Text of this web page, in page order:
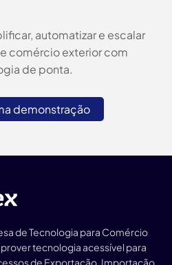
automatizar e escalar
comércio exterior com
de ponta.
demonstração
de Tecnologia para Comércio
tecnologia acessível para
de Exportação, Importação